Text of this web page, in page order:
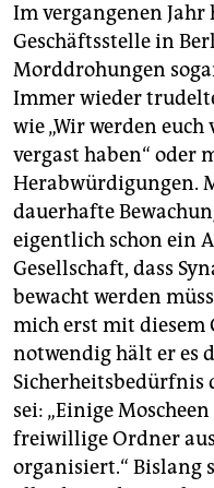
Im vergangenen
Geschäftsstelle in
Morddrohungen
Immer wieder
wie „Wir werden
vergast haben“ oder
Herabwürdigungen.
dauerhafte
eigentlich schon ein
Gesellschaft, dass
bewacht werden
mich erst mit diesem
notwendig hält er es
Sicherheitsbedürfnis
sei: „Einige
freiwillige Ordner
organisiert.“ Bislang